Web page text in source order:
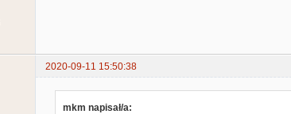
2020-09-11 15:50:38
mkm napisał/a: